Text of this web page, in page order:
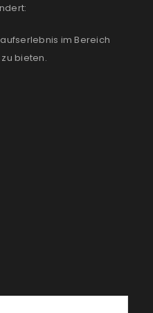
im Bereich
zu bieten.